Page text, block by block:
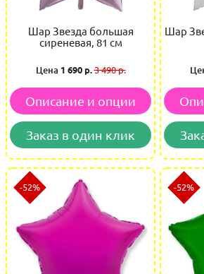
Шар Звезда большая
сиреневая, 81 см
Цена 1 690 р.3 490 р.
Описание и опции
Заказ в один клик
Шар
-52% -52%